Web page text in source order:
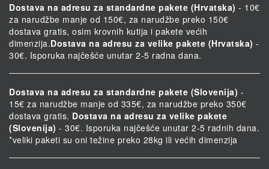
Dostava na adresu za standardne pakete (Hrvatska) - 10€
za narudžbe manje od 150€, za narudžbe preko 150€
dostava gratis, osim krovnih kutija i pakete većih
dimenzija.Dostava na adresu za velike pakete (Hrvatska) -
30€. Isporuka najčešće unutar 2-5 radna dana.
Dostava na adresu za standardne pakete (Slovenija) -
15€ za narudžbe manje od 335€, za narudžbe preko 350€
dostava gratis. Dostava na adresu za velike pakete
(Slovenija) - 30€. Isporuka najčešće unutar 2-5 radnih dana.
*veliki paketi su oni težine preko 28kg ili većih dimenzija